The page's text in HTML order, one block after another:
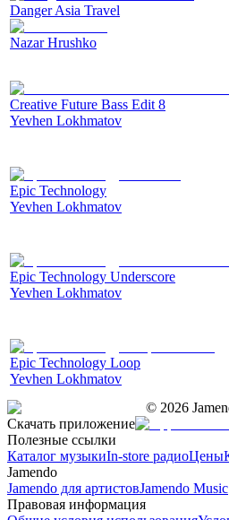
Danger Asia Travel
Nazar Hrushko
Creative Future Bass Edit 8
Yevhen Lokhmatov
Epic Technology
Yevhen Lokhmatov
Epic Technology Underscore
Yevhen Lokhmatov
Epic Technology Loop
Yevhen Lokhmatov
© 2026
Скачать приложение
Полезные ссылки
Каталог музыкиIn-store радиоЦены
Jamendo
Jamendo для артистовJamendo Music
Правовая информация